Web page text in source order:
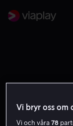
Vi bryr oss om
Vi och våra78